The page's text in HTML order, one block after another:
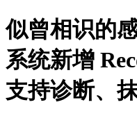
似曾相识的
系统新增
支持诊断、